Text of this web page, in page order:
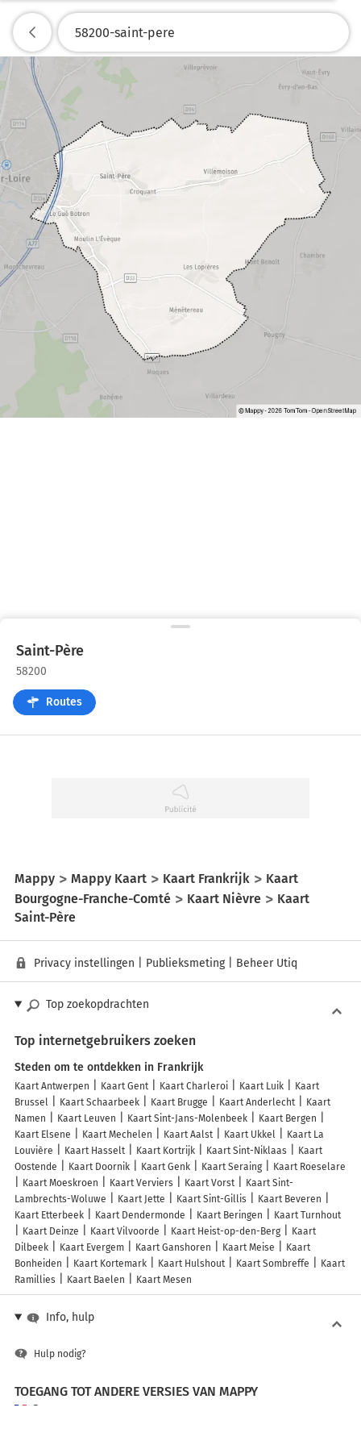
Saint-Père
58200
Routes
Mappy Mappy Kaart Kaart Frankrijk
Kaart
Bourgogne-Franche-Comté
Kaart Nièvre
Kaart
Saint-Père
Privacy instellingen Publieksmeting| Beheer Utiq
Top zoekopdrachten
Top internetgebruikers zoeken
Steden om te ontdekken in Frankrijk
Kaart Antwerpen Kaart Gent Kaart Charleroi Kaart Luik
Kaart
Brussel
Kaart Schaarbeek Kaart Brugge Kaart Anderlecht
Kaart
Namen
Kaart Leuven Kaart Sint-Jans-Molenbeek
Kaart Bergen
Kaart Elsene
Kaart Mechelen Kaart Aalst Kaart Ukkel
Kaart La
Louvière
Kaart Hasselt Kaart Kortrijk Kaart Sint-Niklaas
Kaart
Oostende
Kaart Doornik Kaart Genk Kaart Seraing
Kaart Roeselare
Kaart Moeskroen
Kaart Verviers Kaart Vorst
Kaart Sint-
Lambrechts-Woluwe
Kaart Jette Kaart Sint-Gillis
Kaart Beveren
Kaart Etterbeek
Kaart Dendermonde Kaart Beringen
Kaart Turnhout
Kaart Deinze
Kaart Vilvoorde Kaart Heist-op-den-Berg
Kaart
Dilbeek
Kaart Evergem Kaart Ganshoren Kaart Meise
Kaart
Bonheiden
Kaart Kortemark Kaart Hulshout Kaart Sombreffe
Kaart
Ramillies
Kaart Baelen Kaart Mesen
Info, hulp
Hulp nodig?
TOEGANG TOT ANDERE VERSIES VAN MAPPY
France